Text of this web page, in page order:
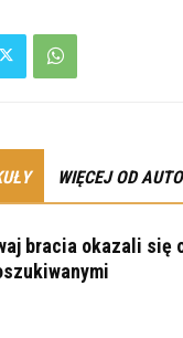
WIĘCEJ OD
bracia okazali się